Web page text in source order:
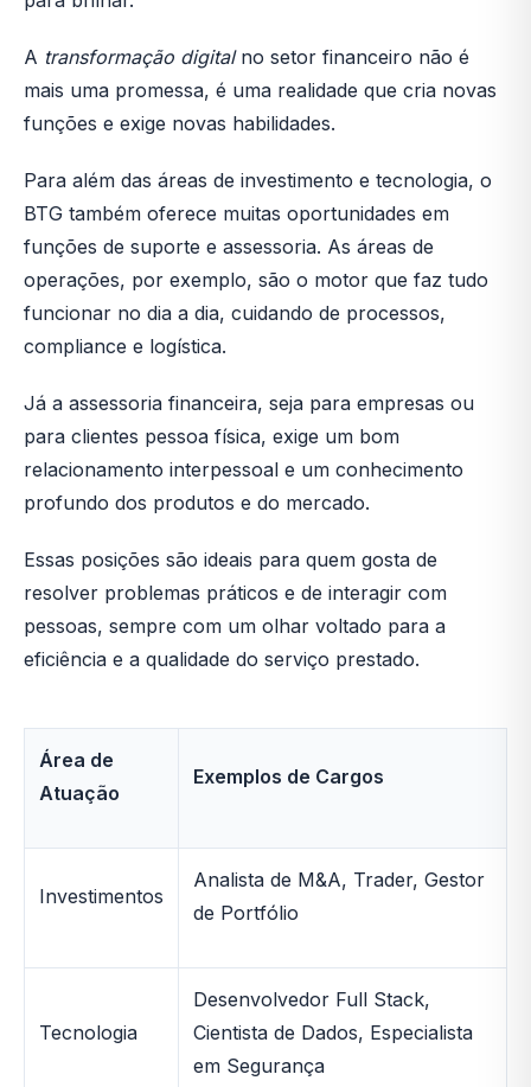
A transformação digitalno setor financeiro não é
mais uma promessa, é uma realidade que cria novas
funções e exige novas habilidades.
Para além das áreas de investimento e tecnologia, o
BTG também oferece muitas oportunidades em
funções de suporte e assessoria. As áreas de
operações, por exemplo, são o motor que faz tudo
funcionar no dia a dia, cuidando de processos,
compliance e logística.
Já a assessoria financeira, seja para empresas ou
para clientes pessoa física, exige um bom
relacionamento interpessoal e um conhecimento
profundo dos produtos e do mercado.
Essas posições são ideais para quem gosta de
resolver problemas práticos e de interagir com
pessoas, sempre com um olhar voltado para a
eficiência e a qualidade do serviço prestado.
Área de
Atuação
Exemplos de Cargos
Investimentos
Analista de M&A, Trader, Gestor
de Portfólio
Tecnologia
Desenvolvedor Full Stack,
Cientista de Dados, Especialista
em Segurança